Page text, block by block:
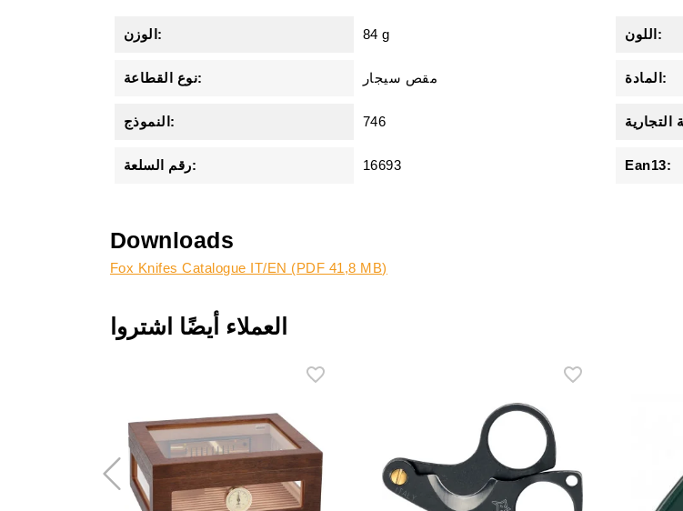
الوزن: 84 g
نوع القطاعة: مقص سيجار
النموذج: 746
رقم السلعة: 16693
اللون:
المادة:
Ean13:
Downloads
Fox Knifes Catalogue IT/EN (PDF 41,8 MB)
العملاء أيضًا اشتروا